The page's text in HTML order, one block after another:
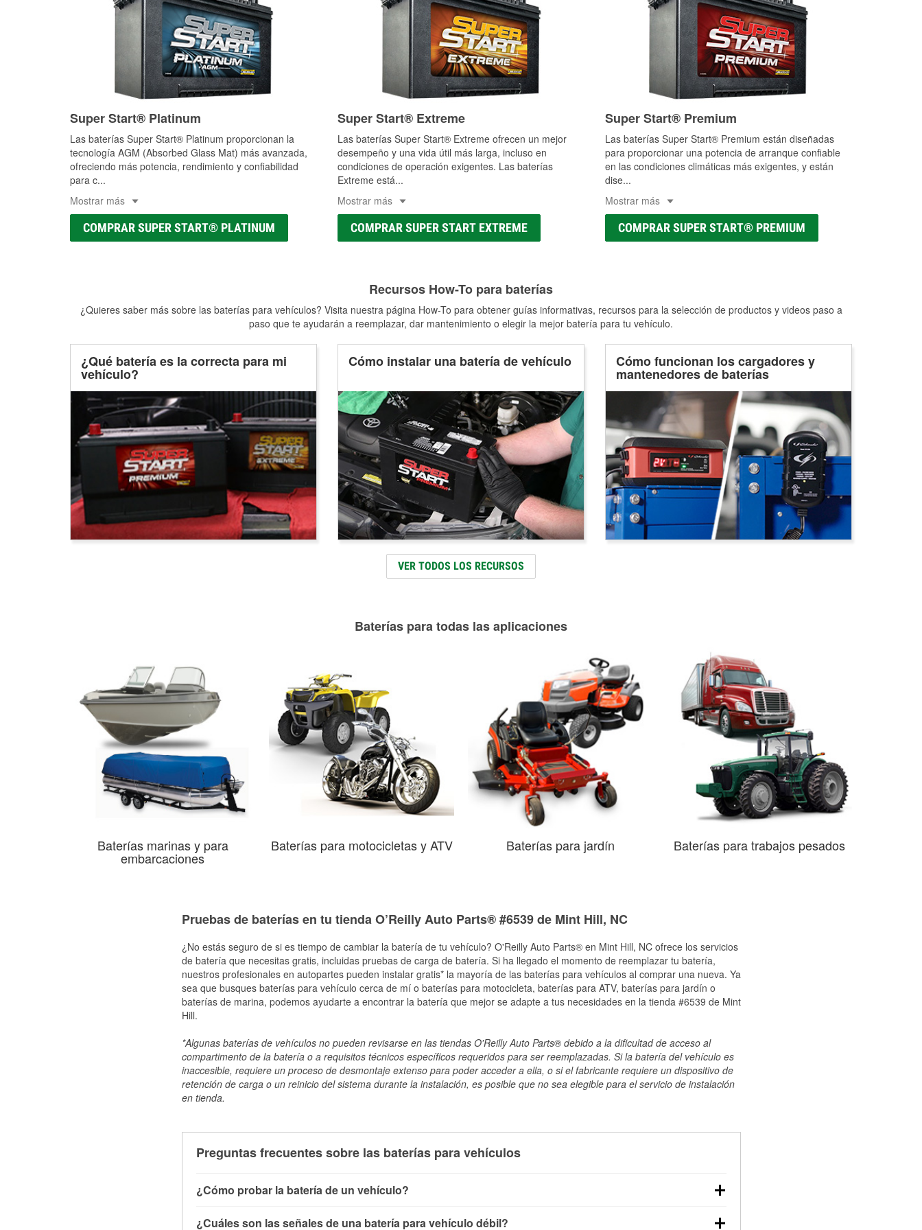
Super Start® Platinum
Las baterías Super Start® Platinum proporcionan la
tecnología AGM (Absorbed Glass Mat) más avanzada,
ofreciendo más potencia, rendimiento y confiabilidad
para c...
Mostrar más
COMPRAR SUPER START® PLATINUM
Super Start® Extreme
Las baterías Super Start® Extreme ofrecen un mejor
desempeño y una vida útil más larga, incluso en
condiciones de operación exigentes. Las baterías
Extreme está...
Mostrar más
COMPRAR SUPER START EXTREME
Super Start® Premium
Las baterías Super Start® Premium están diseñadas
para proporcionar una potencia de arranque confiable
en las condiciones climáticas más exigentes, y están
dise...
Mostrar más
COMPRAR SUPER START® PREMIUM
Recursos How-To para baterías
¿Quieres saber más sobre las baterías para vehículos? Visita nuestra página How-To para obtener guías informativas, recursos para la selección de productos y videos paso a
paso que te ayudarán a reemplazar, dar mantenimiento o elegir la mejor batería para tu vehículo.
¿Qué batería es la correcta para mi
vehículo?
Cómo instalar una batería de vehículo Cómo funcionan los cargadores y
mantenedores de baterías
VER TODOS LOS RECURSOS
Baterías para todas las aplicaciones
Baterías marinas y para
embarcaciones
Baterías para motocicletas y ATV Baterías para jardín Baterías para trabajos pesados
Pruebas de baterías en tu tienda O’Reilly Auto Parts® #6539 de Mint Hill, NC
¿No estás seguro de si es tiempo de cambiar la batería de tu vehículo? O'Reilly Auto Parts® en Mint Hill, NC ofrece los servicios
de batería que necesitas gratis, incluidas pruebas de carga de batería. Si ha llegado el momento de reemplazar tu batería,
nuestros profesionales en autopartes pueden instalar gratis* la mayoría de las baterías para vehículos al comprar una nueva. Ya
sea que busques baterías para vehículo cerca de mí o baterías para motocicleta, baterías para ATV, baterías para jardín o
baterías de marina, podemos ayudarte a encontrar la batería que mejor se adapte a tus necesidades en la tienda #6539 de Mint
Hill.
*Algunas baterías de vehículos no pueden revisarse en las tiendas O'Reilly Auto Parts® debido a la dificultad de acceso al
compartimento de la batería o a requisitos técnicos específicos requeridos para ser reemplazadas. Si la batería del vehículo es
inaccesible, requiere un proceso de desmontaje extenso para poder acceder a ella, o si el fabricante requiere un dispositivo de
retención de carga o un reinicio del sistema durante la instalación, es posible que no sea elegible para el servicio de instalación
en tienda.
Preguntas frecuentes sobre las baterías para vehículos
¿Cómo probar la batería de un vehículo?
¿Cuáles son las señales de una batería para vehículo débil?